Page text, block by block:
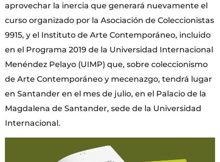
aprovechar la inercia que generará nuevamente el
curso organizado por la Asociación de Coleccionistas
9915, y el Instituto de Arte Contemporáneo, incluido
en el Programa 2019 de la Universidad Internacional
Menéndez Pelayo (UIMP) que, sobre coleccionismo
de Arte Contemporáneo y mecenazgo, tendrá lugar
en Santander en el mes de julio, en el Palacio de la
Magdalena de Santander, sede de la Universidad
Internacional.